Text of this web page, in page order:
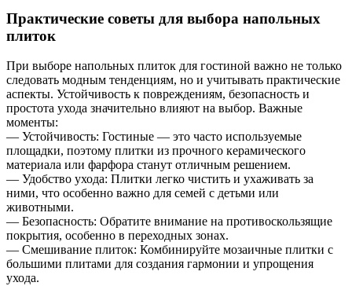
Практические советы для выбора напольных
плиток
При выборе напольных плиток для гостиной важно не только
следовать модным тенденциям, но и учитывать практические
аспекты. Устойчивость к повреждениям, безопасность и
простота ухода значительно влияют на выбор. Важные
моменты:
— Устойчивость: Гостиные — это часто используемые
площадки, поэтому плитки из прочного керамического
материала или фарфора станут отличным решением.
— Удобство ухода: Плитки легко чистить и ухаживать за
ними, что особенно важно для семей с детьми или
животными.
— Безопасность: Обратите внимание на противоскользящие
покрытия, особенно в переходных зонах.
— Смешивание плиток: Комбинируйте мозаичные плитки с
большими плитами для создания гармонии и упрощения
ухода.